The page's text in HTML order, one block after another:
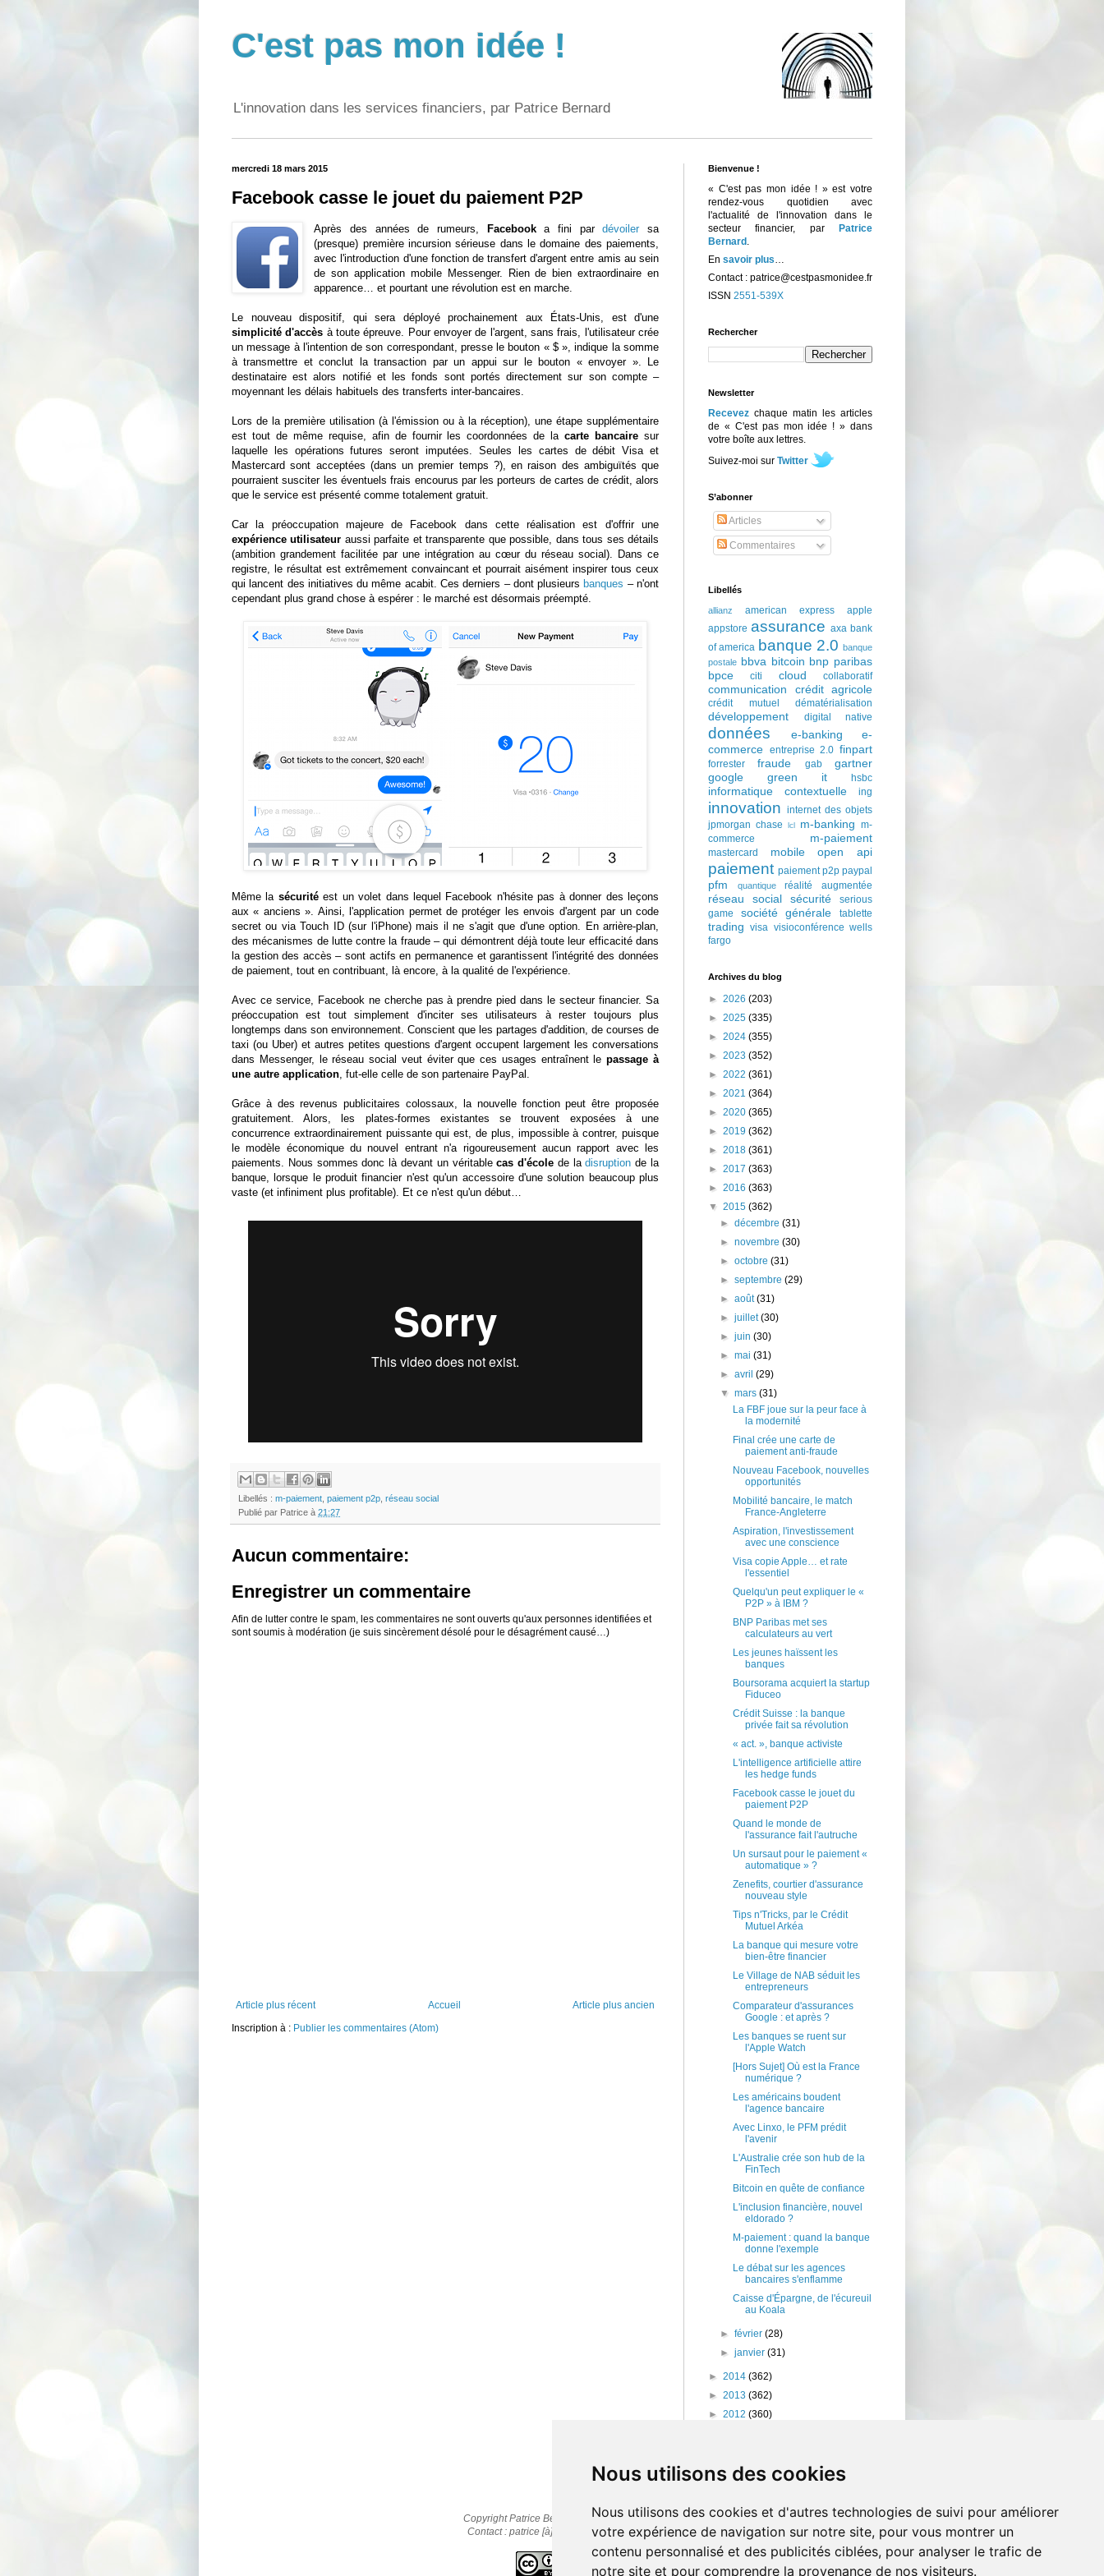
Nous utilisons des cookies
Nous utilisons des cookies et d'autres technologies de suivi pour améliorer
votre expérience de navigation sur notre site, pour vous montrer un
contenu personnalisé et des publicités ciblées, pour analyser le trafic de
notre site et pour comprendre la provenance de nos visiteurs.
C'est pas mon idée !
L'innovation dans les services financiers, par Patrice Bernard
mercredi 18 mars 2015
Facebook casse le jouet du paiement P2P
Après des années de rumeurs, Facebooka fini pardévoiler sa
(presque) première incursion sérieuse dans le domaine des paiements,
avec l'introduction d'une fonction de transfert d'argent entre amis au sein
de son application mobile Messenger. Rien de bien extraordinaire en
apparence… et pourtant une révolution est en marche.
Le nouveau dispositif, qui sera déployé prochainement aux États-Unis, est d'une
simplicité d'accès à toute épreuve. Pour envoyer de l'argent, sans frais, l'utilisateur crée
un message à l'intention de son correspondant, presse le bouton « $ », indique la somme
à transmettre et conclut la transaction par un appui sur le bouton « envoyer ». Le
destinataire est alors notifié et les fonds sont portés directement sur son compte –
moyennant les délais habituels des transferts inter-bancaires.
Lors de la première utilisation (à l'émission ou à la réception), une étape supplémentaire
est tout de même requise, afin de fournir les coordonnées de lacarte bancaire sur
laquelle les opérations futures seront imputées. Seules les cartes de débit Visa et
Mastercard sont acceptées (dans un premier temps ?), en raison des ambiguïtés que
pourraient susciter les éventuels frais encourus par les porteurs de cartes de crédit, alors
que le service est présenté comme totalement gratuit.
Car la préoccupation majeure de Facebook dans cette réalisation est d'offrir une
expérience utilisateur aussi parfaite et transparente que possible, dans tous ses détails
(ambition grandement facilitée par une intégration au cœur du réseau social). Dans ce
registre, le résultat est extrêmement convaincant et pourrait aisément inspirer tous ceux
qui lancent des initiatives du même acabit. Ces derniers – dont plusieurs banques – n'ont
cependant plus grand chose à espérer : le marché est désormais préempté.
Même la sécuritéest un volet dans lequel Facebook n'hésite pas à donner des leçons
aux « anciens ». Ainsi, l'application permet de protéger les envois d'argent par un code
secret ou via Touch ID (sur l'iPhone) mais il ne s'agit que d'une option. En arrière-plan,
des mécanismes de lutte contre la fraude – qui démontrent déjà toute leur efficacité dans
la gestion des accès – sont actifs en permanence et garantissent l'intégrité des données
de paiement, tout en contribuant, là encore, à la qualité de l'expérience.
Avec ce service, Facebook ne cherche pas à prendre pied dans le secteur financier. Sa
préoccupation est tout simplement d'inciter ses utilisateurs à rester toujours plus
longtemps dans son environnement. Conscient que les partages d'addition, de courses de
taxi (ou Uber) et autres petites questions d'argent occupent largement les conversations
dans Messenger, le réseau social veut éviter que ces usages entraînent lepassage à
une autre application, fut-elle celle de son partenaire PayPal.
Grâce à des revenus publicitaires colossaux, la nouvelle fonction peut être proposée
gratuitement. Alors, les plates-formes existantes se trouvent exposées à une
concurrence extraordinairement puissante qui est, de plus, impossible à contrer, puisque
le modèle économique du nouvel entrant n'a rigoureusement aucun rapport avec les
paiements. Nous sommes donc là devant un véritablecas d'école de ladisruption de la
banque, lorsque le produit financier n'est qu'un accessoire d'une solution beaucoup plus
vaste (et infiniment plus profitable). Et ce n'est qu'un début…
Libellés : m-paiement paiement p2p réseau social
Publié par Patrice à 21:27
Aucun commentaire:
Enregistrer un commentaire
Afin de lutter contre le spam, les commentaires ne sont ouverts qu'aux personnes identifiées et
sont soumis à modération (je suis sincèrement désolé pour le désagrément causé…)
Article plus récent Article plus ancien
Accueil
Inscription à : Publier les commentaires (Atom)
Bienvenue !
« C'est pas mon idée ! » est votre
rendez-vous quotidien avec
l'actualité de l'innovation dans le
secteur financier, par
Patrice
Bernard .
En savoir plus…
Contact : patrice@cestpasmonidee.fr
ISSN 2551-539X
Rechercher
Newsletter
Recevez chaque matin les articles
de « C'est pas mon idée ! » dans
votre boîte aux lettres.
Suivez-moi sur Twitter
S’abonner
Articles
Commentaires
Libellés
allianz american express
apple
appstore assurance axa bank
of america banque 2.0 banque
postale bbva bitcoin bnp paribas
bpce
citi cloud collaboratif
communication crédit agricole
crédit mutuel dématérialisation
développement digital native
données e-banking
e-
commerce entreprise 2.0 finpart
forrester fraude gab
gartner
google
green it hsbc
informatique contextuelle ing
innovation internet des objets
jpmorgan chase
lcl m-banking m-
commerce
m-paiement
mastercard mobile open api
paiement paiement p2p paypal
pfm quantique réalité augmentée
réseau social sécurité
serious
game
société générale tablette
trading visa visioconférence wells
fargo
Archives du blog
► 2026 (203)
► 2025 (335)
► 2024 (355)
► 2023 (352)
► 2022 (361)
► 2021 (364)
► 2020 (365)
► 2019 (362)
► 2018 (361)
► 2017 (363)
► 2016 (363)
▼ 2015 (362)
►décembre(31)
►novembre(30)
►octobre(31)
►septembre(29)
►août(31)
►juillet(30)
►juin(30)
►mai(31)
►avril(29)
▼mars(31)
La FBF joue sur la peur face à
la modernité
Final crée une carte de
paiement anti-fraude
Nouveau Facebook, nouvelles
opportunités
Mobilité bancaire, le match
France-Angleterre
Aspiration, l'investissement
avec une conscience
Visa copie Apple… et rate
l'essentiel
Quelqu'un peut expliquer le «
P2P » à IBM ?
BNP Paribas met ses
calculateurs au vert
Les jeunes haïssent les
banques
Boursorama acquiert la startup
Fiduceo
Crédit Suisse : la banque
privée fait sa révolution
« act. », banque activiste
L'intelligence artificielle attire
les hedge funds
Facebook casse le jouet du
paiement P2P
Quand le monde de
l'assurance fait l'autruche
Un sursaut pour le paiement «
automatique » ?
Zenefits, courtier d'assurance
nouveau style
Tips n'Tricks, par le Crédit
Mutuel Arkéa
La banque qui mesure votre
bien-être financier
Le Village de NAB séduit les
entrepreneurs
Comparateur d'assurances
Google : et après ?
Les banques se ruent sur
l'Apple Watch
[Hors Sujet] Où est la France
numérique ?
Les américains boudent
l'agence bancaire
Avec Linxo, le PFM prédit
l'avenir
L'Australie crée son hub de la
FinTech
Bitcoin en quête de confiance
L'inclusion financière, nouvel
eldorado ?
M-paiement : quand la banque
donne l'exemple
Le débat sur les agences
bancaires s'enflamme
Caisse d'Épargne, de l'écureuil
au Koala
►février(28)
►janvier(31)
► 2014 (362)
► 2013 (362)
► 2012 (360)
Copyright Patrice Bernard © 2010-2025
Contact : patrice [à] cestpasmonidee.fr